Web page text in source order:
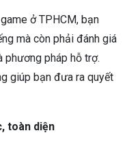
ở TPHCM, bạn
mà còn phải đánh giá
phương pháp hỗ trợ.
giúp bạn đưa ra quyết
toàn diện